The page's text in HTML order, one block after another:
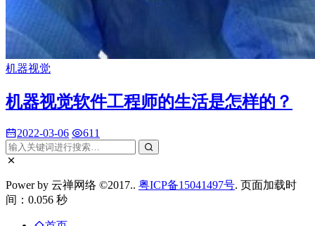
机器视觉
机器视觉软件工程师的生活是怎样的？
2022-03-06 611
Power by 云禅网络 ©2017.. 粤ICP备15041497号. 页面加载时
间：0.056 秒